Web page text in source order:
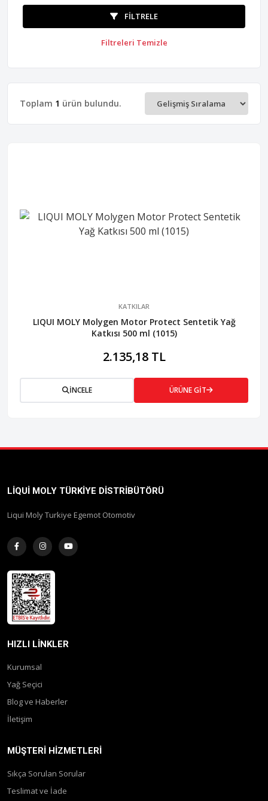
FILTRELE
Filtreleri Temizle
Toplam 1 ürün bulundu.
KATKILAR
LIQUI MOLY Molygen Motor Protect Sentetik Yağ
Katkısı 500 ml (1015)
2.135,18 TL
İNCELE ÜRÜNE GİT
LIQUI MOLY TÜRKIYE DISTRIBÜTÖRÜ
Liqui Moly Turkiye Egemot Otomotiv
HIZLI LINKLER
Kurumsal
Yağ Seçici
Blog ve Haberler
İletişim
MÜŞTERI HIZMETLERI
Sıkça Sorulan Sorular
Teslimat ve İade